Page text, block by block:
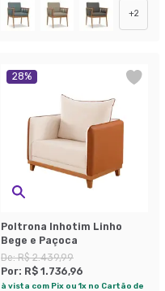
+2
28%
Poltrona Inhotim Linho
Bege e Paçoca
De:R$ 2.439,99
Por: R$ 1.736,96
à vista com Pix ou 1x no Cartão de